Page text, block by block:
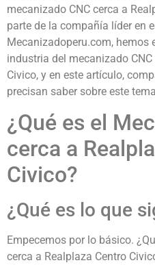
mecanizado CNC cerca a
parte de la compañía líder en
Mecanizadoperu.com, hemos
industria del mecanizado
Civico, y en este artículo,
precisan saber sobre este
¿Qué es el
cerca a
Civico?
¿Qué es lo que
Empecemos por lo básico.
cerca a Realplaza Centro